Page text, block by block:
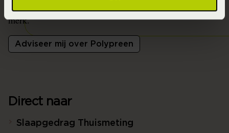
merk.
Adviseer mij over Polypreen
Direct naar
Slaapgedrag Thuismeting